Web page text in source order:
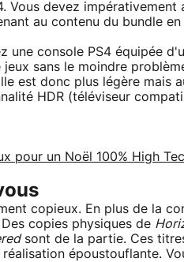
Vous devez
au contenu du bundle
une console PS4 équipée
sans le moindre
est donc plus légère mais
HDR (téléviseur
pour un Noël 100% High
copieux. En plus de la
copies physiques de
sont de la partie. Ces
époustouflante.